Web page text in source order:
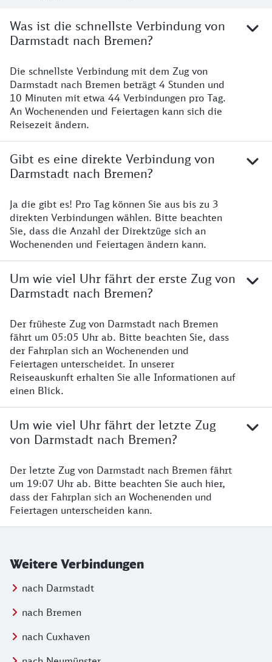
Was ist die schnellste Verbindung von
Darmstadt nach Bremen?
Die schnellste Verbindung mit dem Zug von
Darmstadt nach Bremen beträgt 4 Stunden und
10 Minuten mit etwa 44 Verbindungen pro Tag.
An Wochenenden und Feiertagen kann sich die
Reisezeit ändern.
Gibt es eine direkte Verbindung von
Darmstadt nach Bremen?
Ja die gibt es! Pro Tag können Sie aus bis zu 3
direkten Verbindungen wählen. Bitte beachten
Sie, dass die Anzahl der Direktzüge sich an
Wochenenden und Feiertagen ändern kann.
Um wie viel Uhr fährt der erste Zug von
Darmstadt nach Bremen?
Der früheste Zug von Darmstadt nach Bremen
fährt um 05:05 Uhr ab. Bitte beachten Sie, dass
der Fahrplan sich an Wochenenden und
Feiertagen unterscheidet. In unserer
Reiseauskunft erhalten Sie alle Informationen auf
einen Blick.
Um wie viel Uhr fährt der letzte Zug
von Darmstadt nach Bremen?
Der letzte Zug von Darmstadt nach Bremen fährt
um 19:07 Uhr ab. Bitte beachten Sie auch hier,
dass der Fahrplan sich an Wochenenden und
Feiertagen unterscheiden kann.
Weitere Verbindungen
nach Darmstadt
nach Bremen
nach Cuxhaven